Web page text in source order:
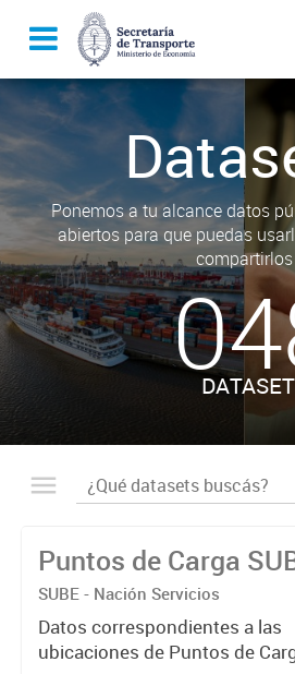
Ponemos a tu alcance datos
abiertos para que puedas
compartirlos
Puntos de Carga
SUBE - Nación Servicios
Datos correspondientes a las
ubicaciones de Puntos de